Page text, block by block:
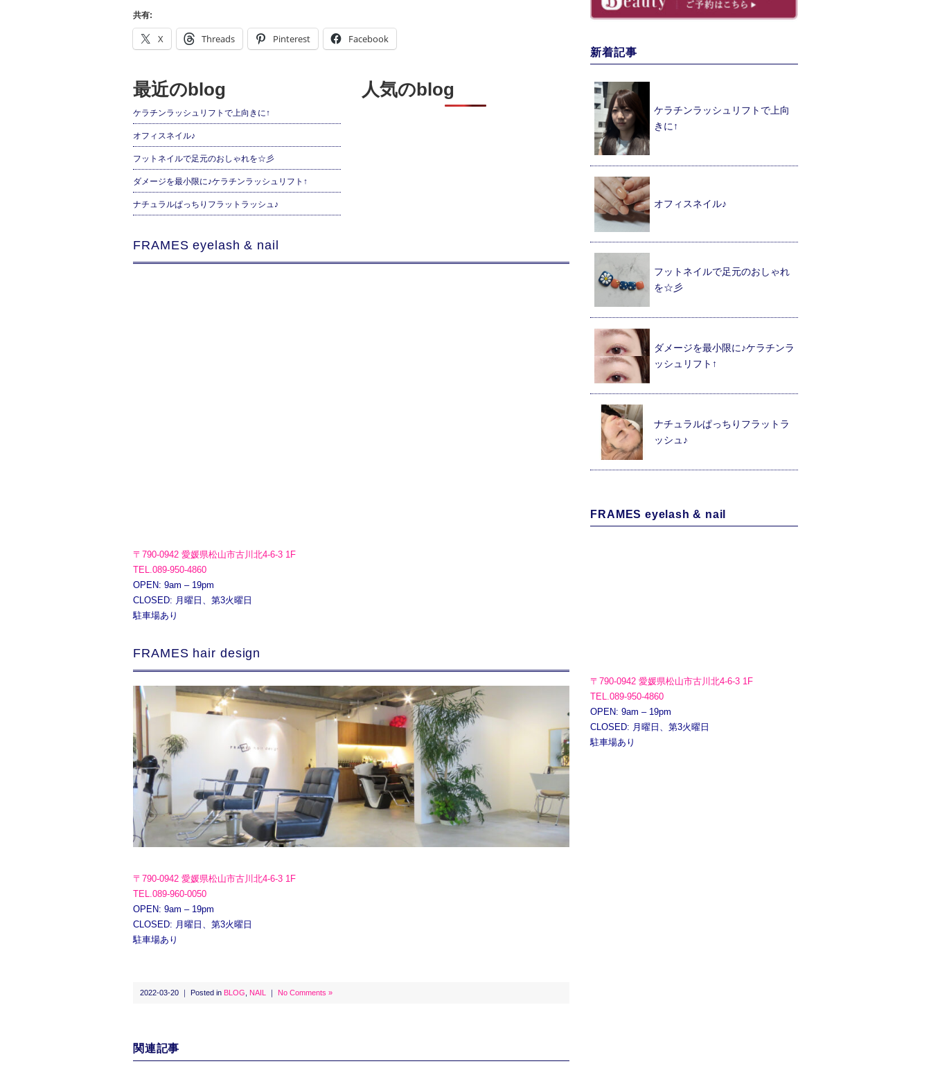
共有:
X Threads Pinterest Facebook
最近のblog
ケラチンラッシュリフトで上向きに↑
オフィスネイル♪
フットネイルで足元のおしゃれを☆彡
ダメージを最小限に♪ケラチンラッシュリフト↑
ナチュラルぱっちりフラットラッシュ♪
人気のblog
FRAMES eyelash & nail
〒790-0942 愛媛県松山市古川北4-6-3 1F
TEL.089-950-4860
OPEN: 9am – 19pm
CLOSED: 月曜日、第3火曜日
駐車場あり
FRAMES hair design
〒790-0942 愛媛県松山市古川北4-6-3 1F
TEL.089-960-0050
OPEN: 9am – 19pm
CLOSED: 月曜日、第3火曜日
駐車場あり
2022-03-20 ｜ Posted in BLOG NAIL ｜ No Comments »
関連記事
新着記事
ケラチンラッシュリフトで上向
きに↑
オフィスネイル♪
フットネイルで足元のおしゃれ
を☆彡
ダメージを最小限に♪ケラチンラ
ッシュリフト↑
ナチュラルぱっちりフラットラ
ッシュ♪
FRAMES eyelash & nail
〒790-0942 愛媛県松山市古川北4-6-3 1F
TEL.089-950-4860
OPEN: 9am – 19pm
CLOSED: 月曜日、第3火曜日
駐車場あり